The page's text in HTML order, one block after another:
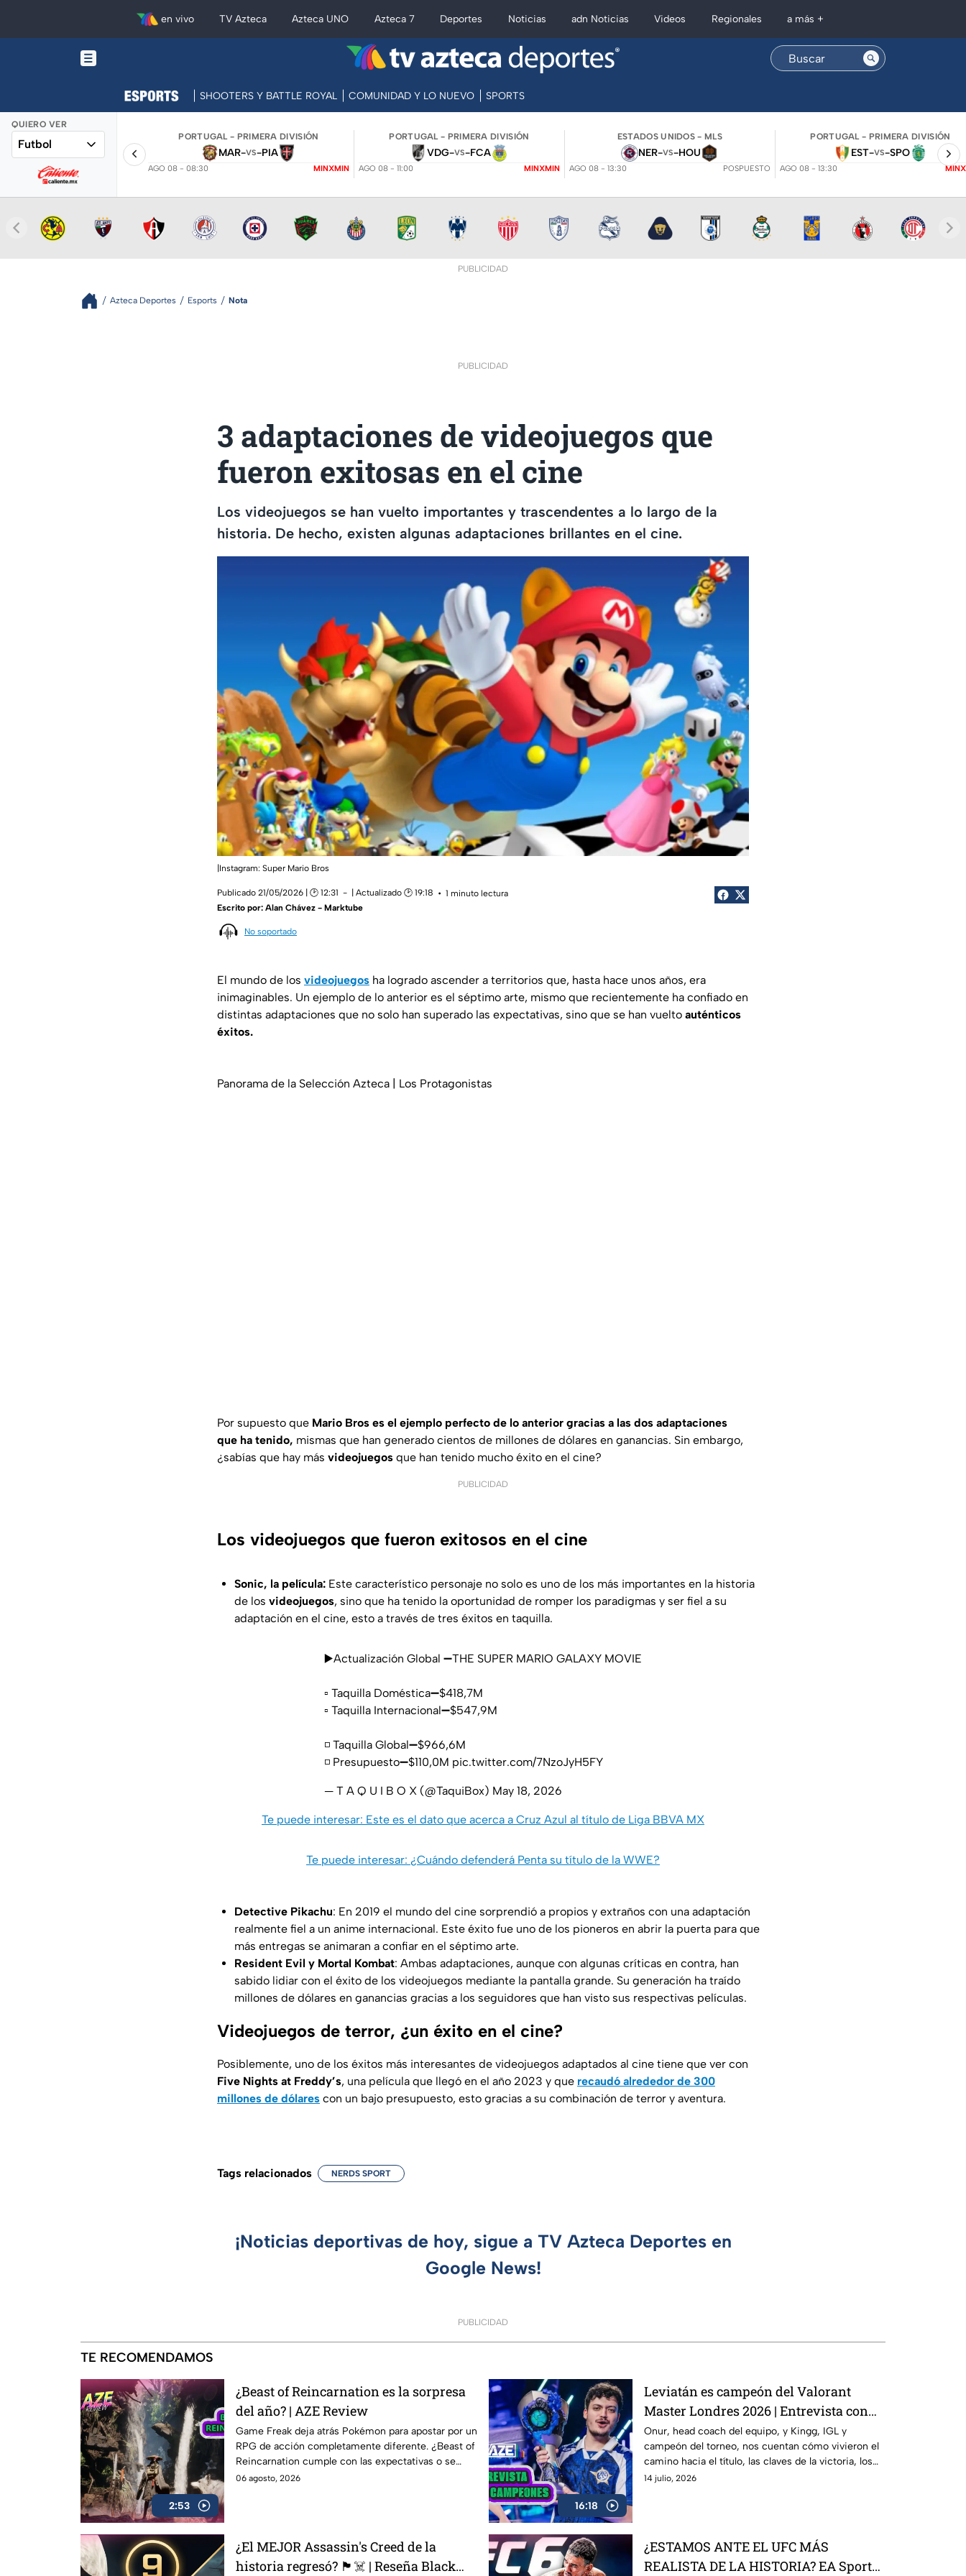
en vivo TV Azteca Azteca UNO Azteca 7 Deportes Noticias adn Noticias Videos Regionales a más +
SHOOTERS Y BATTLE ROYAL COMUNIDAD Y LO NUEVO SPORTS
QUIERO VER
Futbol
PORTUGAL - PRIMERA DIVISIÓN
MAR-VS-PIA
AGO 08 - 08:30 MINXMIN
PORTUGAL - PRIMERA DIVISIÓN
VDG-VS-FCA
AGO 08 - 11:00 MINXMIN
ESTADOS UNIDOS - MLS
NER-VS-HOU
AGO 08 - 13:30 POSPUESTO
PORTUGAL - PRIMERA DIVISIÓN
EST-VS-SPO
AGO 08 - 13:30
PUBLICIDAD
Azteca Deportes Esports Nota
PUBLICIDAD
3 adaptaciones de videojuegos que
fueron exitosas en el cine
Los videojuegos se han vuelto importantes y trascendentes a lo largo de la
historia. De hecho, existen algunas adaptaciones brillantes en el cine.
|Instagram: Super Mario Bros
Publicado 21/05/2026 | 🕑 12:31 | Actualizado 🕑 19:18
1 minuto lectura
Escrito por: Alan Chávez - Marktube
No soportado
El mundo de los videojuegos ha logrado ascender a territorios que, hasta hace unos años, era
inimaginables. Un ejemplo de lo anterior es el séptimo arte, mismo que recientemente ha confiado en
distintas adaptaciones que no solo han superado las expectativas, sino que se han vuelto auténticos
éxitos.
Panorama de la Selección Azteca | Los Protagonistas
Por supuesto que Mario Bros es el ejemplo perfecto de lo anterior gracias a las dos adaptaciones
que ha tenido, mismas que han generado cientos de millones de dólares en ganancias. Sin embargo,
¿sabías que hay más videojuegos que han tenido mucho éxito en el cine?
PUBLICIDAD
Los videojuegos que fueron exitosos en el cine
Sonic, la película: Este característico personaje no solo es uno de los más importantes en la historia
de los videojuegos, sino que ha tenido la oportunidad de romper los paradigmas y ser fiel a su
adaptación en el cine, esto a través de tres éxitos en taquilla.
▶️Actualización Global ➖THE SUPER MARIO GALAXY MOVIE
▫️ Taquilla Doméstica➖$418,7M
▫️ Taquilla Internacional➖$547,9M
◽️ Taquilla Global➖$966,6M
◽️ Presupuesto➖$110,0M pic.twitter.com/7NzoJyH5FY
— T A Q U I B O X (@TaquiBox) May 18, 2026
Te puede interesar: Este es el dato que acerca a Cruz Azul al título de Liga BBVA MX
Te puede interesar: ¿Cuándo defenderá Penta su título de la WWE?
Detective Pikachu: En 2019 el mundo del cine sorprendió a propios y extraños con una adaptación
realmente fiel a un anime internacional. Este éxito fue uno de los pioneros en abrir la puerta para que
más entregas se animaran a confiar en el séptimo arte.
Resident Evil y Mortal Kombat: Ambas adaptaciones, aunque con algunas críticas en contra, han
sabido lidiar con el éxito de los videojuegos mediante la pantalla grande. Su generación ha traído
millones de dólares en ganancias gracias a los seguidores que han visto sus respectivas películas.
Videojuegos de terror, ¿un éxito en el cine?
Posiblemente, uno de los éxitos más interesantes de videojuegos adaptados al cine tiene que ver con
Five Nights at Freddy’s, una película que llegó en el año 2023 y que recaudó alrededor de 300
millones de dólares con un bajo presupuesto, esto gracias a su combinación de terror y aventura.
Tags relacionados NERDS SPORT
¡Noticias deportivas de hoy, sigue a TV Azteca Deportes en
Google News!
PUBLICIDAD
TE RECOMENDAMOS
2:53
¿Beast of Reincarnation es la sorpresa
del año? | AZE Review
Game Freak deja atrás Pokémon para apostar por un
RPG de acción completamente diferente. ¿Beast of
Reincarnation cumple con las expectativas o se
queda a medio camino? En nuestro AZE Review te
06 agosto, 2026
16:18
Leviatán es campeón del Valorant
Master Londres 2026 | Entrevista con
Onur y Kingg
Onur, head coach del equipo, y Kingg, IGL y
campeón del torneo, nos cuentan cómo vivieron el
camino hacia el título, las claves de la victoria, los
momentos más complicados del campeonato y lo
14 julio, 2026
¿El MEJOR Assassin's Creed de la
historia regresó? 🏴‍☠️ | Reseña Black
¿ESTAMOS ANTE EL UFC MÁS
REALISTA DE LA HISTORIA? EA Sports